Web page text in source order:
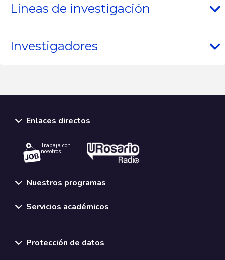
Líneas de investigación
Investigadores
Enlaces directos
Trabaja con
nosotros.
Nuestros programas
Servicios académicos
Protección de datos